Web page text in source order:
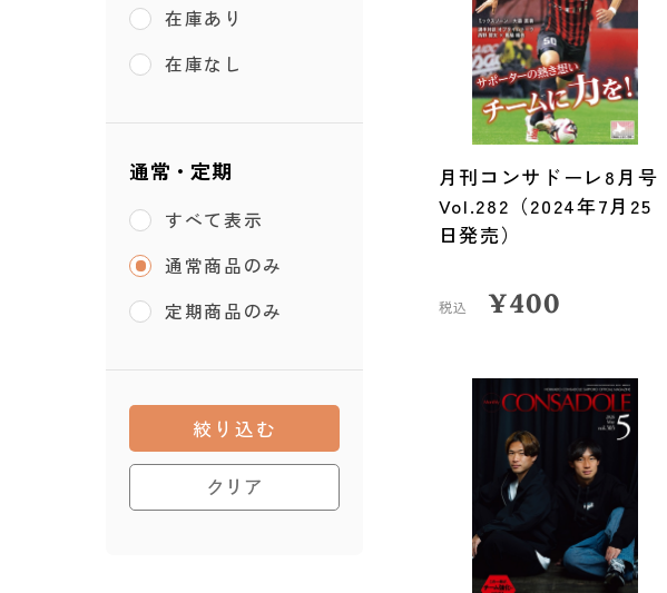
在庫あり
在庫なし
通常・定期
すべて表示
通常商品のみ
定期商品のみ
クリア
絞り込む
月刊コンサドーレ8月号
Vol.282（2024年7月25
日発売）
税込 ¥400